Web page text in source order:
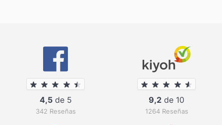
4,5de 5
342 Reseñas
9,2 de 10
1264 Reseñas